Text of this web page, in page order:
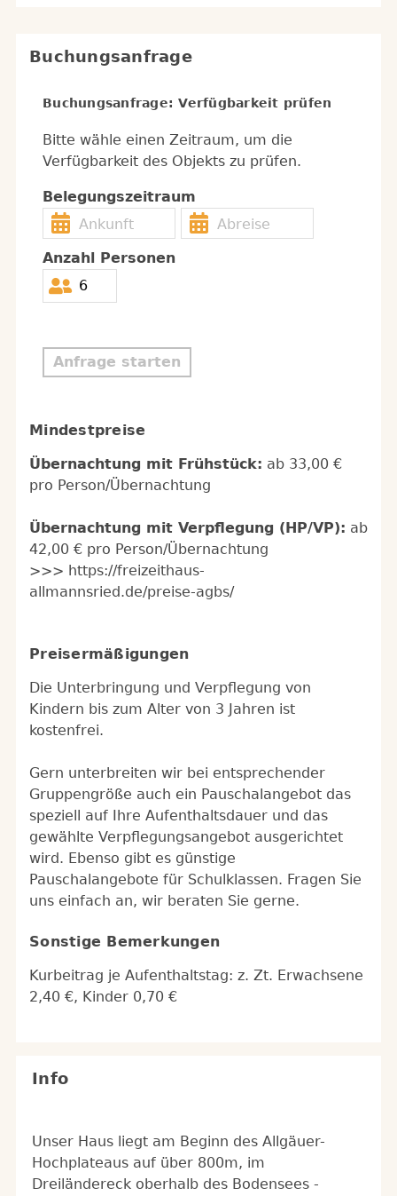
Buchungsanfrage
Buchungsanfrage: Verfügbarkeit prüfen
Bitte wähle einen Zeitraum, um die
Verfügbarkeit des Objekts zu prüfen.
Belegungszeitraum
Anzahl Personen
Anfrage starten
Mindestpreise
Übernachtung mit Frühstück: ab 33,00 €
pro Person/Übernachtung
Übernachtung mit Verpflegung (HP/VP): ab
42,00 € pro Person/Übernachtung
>>> https://freizeithaus-
allmannsried.de/preise-agbs/
Preisermäßigungen
Die Unterbringung und Verpflegung von
Kindern bis zum Alter von 3 Jahren ist
kostenfrei.
Gern unterbreiten wir bei entsprechender
Gruppengröße auch ein Pauschalangebot das
speziell auf Ihre Aufenthaltsdauer und das
gewählte Verpflegungsangebot ausgerichtet
wird. Ebenso gibt es günstige
Pauschalangebote für Schulklassen. Fragen Sie
uns einfach an, wir beraten Sie gerne.
Sonstige Bemerkungen
Kurbeitrag je Aufenthaltstag: z. Zt. Erwachsene
2,40 €, Kinder 0,70 €
Info
Unser Haus liegt am Beginn des Allgäuer-
Hochplateaus auf über 800m, im
Dreiländereck oberhalb des Bodensees -